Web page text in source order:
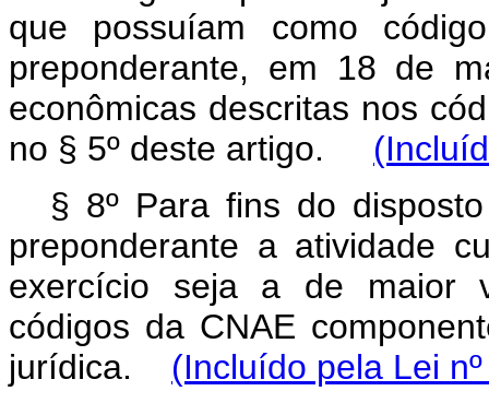
que possuíam como
preponderante, em 18 de
econômicas descritas nos
no § 5º deste artigo.
§ 8º Para fins do
preponderante a atividade
exercício seja a de maior
códigos da CNAE
jurídica. (Incluído pela Lei